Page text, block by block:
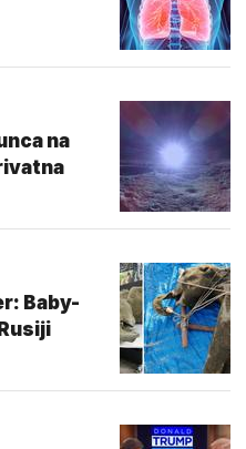
na
Baby-